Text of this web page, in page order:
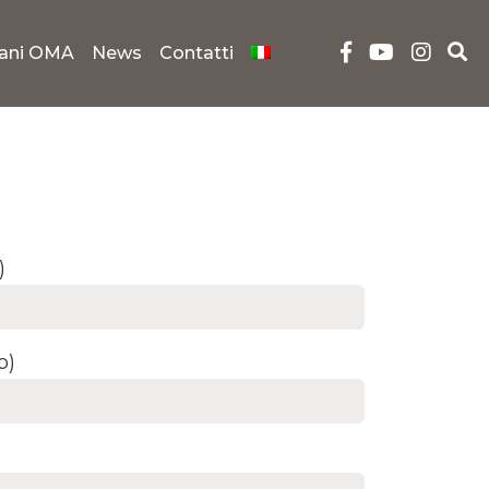
OMA News Contatti